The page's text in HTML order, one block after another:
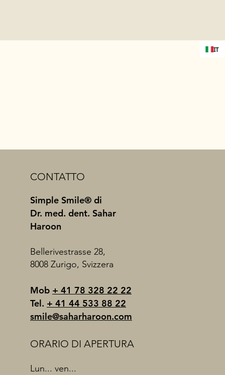
CONTATTO
Simple Smile® di
Dr. med. dent. Sahar
Haroon
Bellerivestrasse 28,
8008 Zurigo, Svizzera
Mob + 41 78 328 22 22
Tel. + 41 44 533 88 22
smile@saharharoon.com
ORARIO DI APERTURA
Lun... ven...
IT